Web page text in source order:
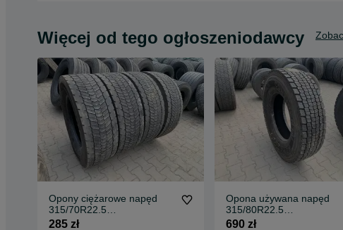
Więcej od tego ogłoszeniodawcy
Opony ciężarowe napęd
315/70R22.5
CONTINENTAL CONTI
285 zł
Opona używana napęd
315/80R22.5
CONTINENTAL HDW2
690 zł